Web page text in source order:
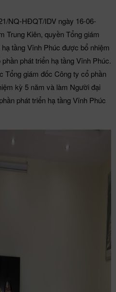
NQ-HĐQT/IDV ngày 16-06-
Trung Kiên, quyền Tổng giám
tầng Vĩnh Phúc được bổ nhiệm
phát triển hạ tầng Vĩnh Phúc.
Tổng giám đốc Công ty cổ phần
kỳ 5 năm và làm Người đại
phát triển hạ tầng Vĩnh Phúc